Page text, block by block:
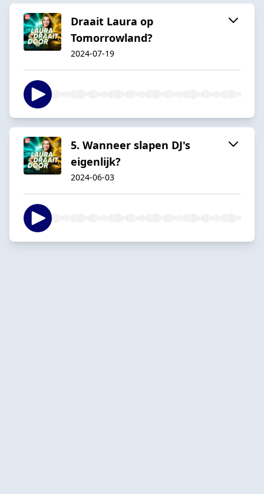
Draait Laura op
Tomorrowland?
2024-07-19
5. Wanneer slapen DJ's
eigenlijk?
2024-06-03